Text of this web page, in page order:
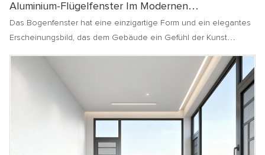
Aluminium-Flügelfenster Im Modernen
Französischen Stil
Das Bogenfenster hat eine einzigartige Form und ein elegantes
Erscheinungsbild, das dem Gebäude ein Gefühl der Kunst